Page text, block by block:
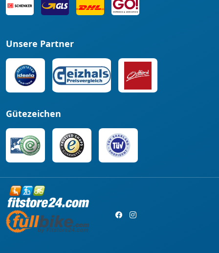
Unsere Partner
Gütezeichen